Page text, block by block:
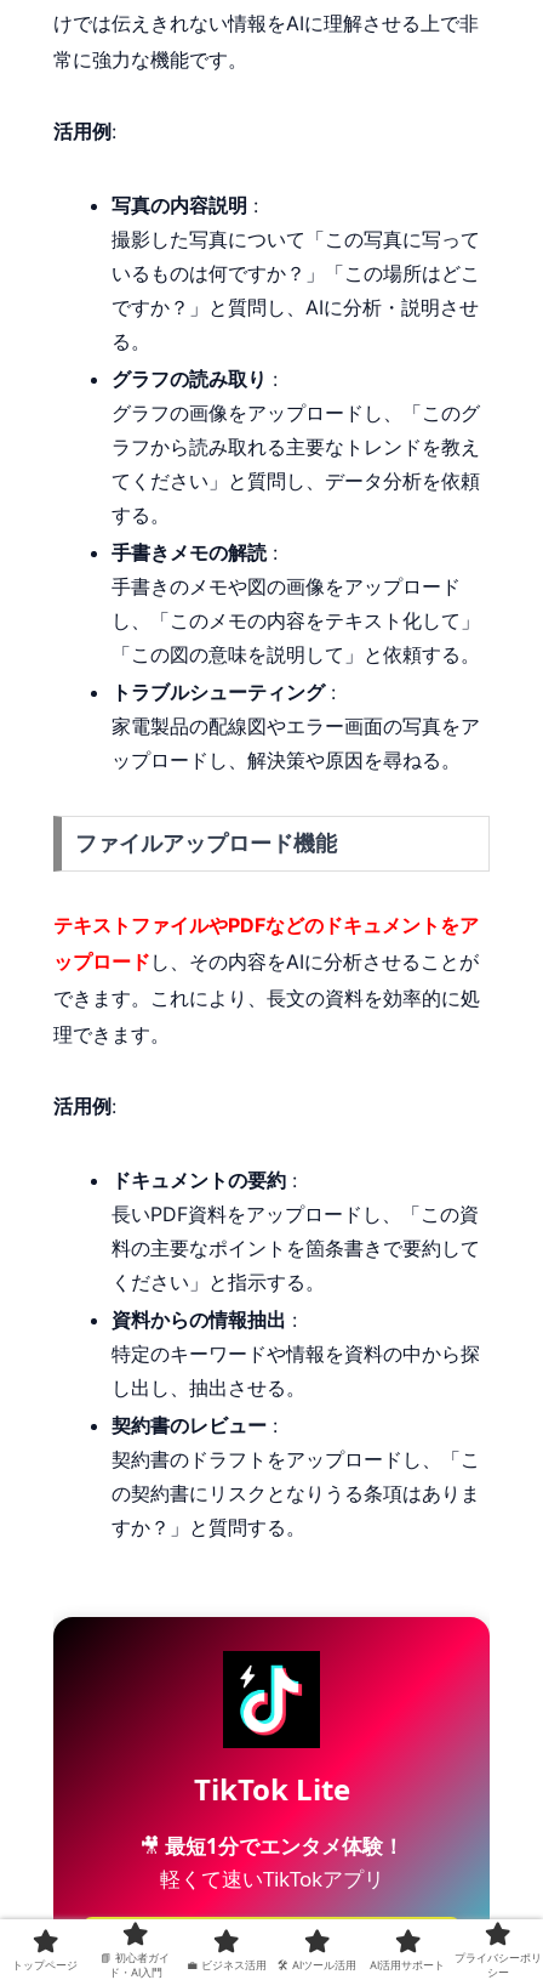
けでは伝えきれない情報をAIに理解させる上で非
常に強力な機能です。
活用例:
写真の内容説明 :
撮影した写真について「この写真に写って
いるものは何ですか？」「この場所はどこ
ですか？」と質問し、AIに分析・説明させ
る。
グラフの読み取り :
グラフの画像をアップロードし、「このグ
ラフから読み取れる主要なトレンドを教え
てください」と質問し、データ分析を依頼
する。
手書きメモの解読:
手書きのメモや図の画像をアップロード
し、「このメモの内容をテキスト化して」
「この図の意味を説明して」と依頼する。
トラブルシューティング:
家電製品の配線図やエラー画面の写真をア
ップロードし、解決策や原因を尋ねる。
ファイルアップロード機能
テキストファイルやPDFなどのドキュメントをア
ップロード し、その内容をAIに分析させることが
できます。これにより、長文の資料を効率的に処
理できます。
活用例:
ドキュメントの要約 :
長いPDF資料をアップロードし、「この資
料の主要なポイントを箇条書きで要約して
ください」と指示する。
資料からの情報抽出 :
特定のキーワードや情報を資料の中から探
し出し、抽出させる。
契約書のレビュー :
契約書のドラフトをアップロードし、「こ
の契約書にリスクとなりうる条項はありま
すか？」と質問する。
TikTok Lite
🎥 最短1分でエンタメ体験！
軽くて速いTikTokアプリ
→初回インストールで
5000円
トップページ
📘 初心者ガイ
ド・AI入門
💼 ビジネス活用 🛠 AIツール活用 AI活用サポート
プライバシーポリ
シー